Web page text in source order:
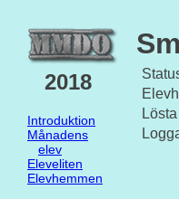
2018
Introduktion
Månadens
elev
Eleveliten
Elevhemmen